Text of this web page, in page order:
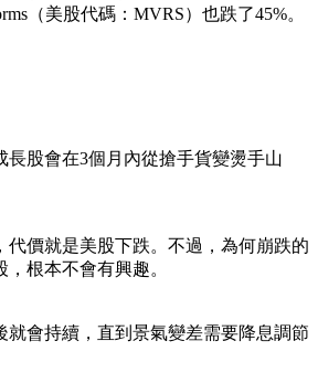
（美股代碼：MVRS）也跌了45%。
股會在3個月內從搶手貨變燙手山
代價就是美股下跌。不過，為何崩跌的
根本不會有興趣。
會持續，直到景氣變差需要降息調節